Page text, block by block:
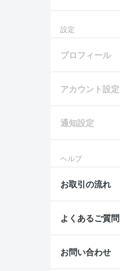
設定
プロフィール
アカウント設定
通知設定
ヘルプ
お取引の流れ
よくあるご質問
お問い合わせ